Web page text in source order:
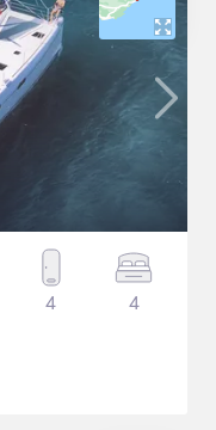
4 4